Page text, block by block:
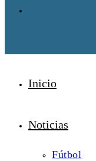
Inicio
Noticias
Fútbol